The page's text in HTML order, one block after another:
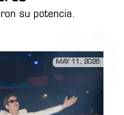
su potencia.
MAY 11, 2026